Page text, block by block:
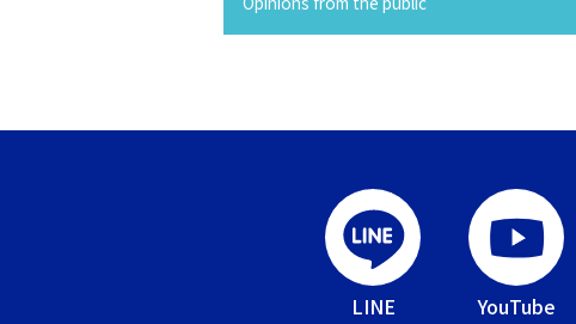
LINE YouTube